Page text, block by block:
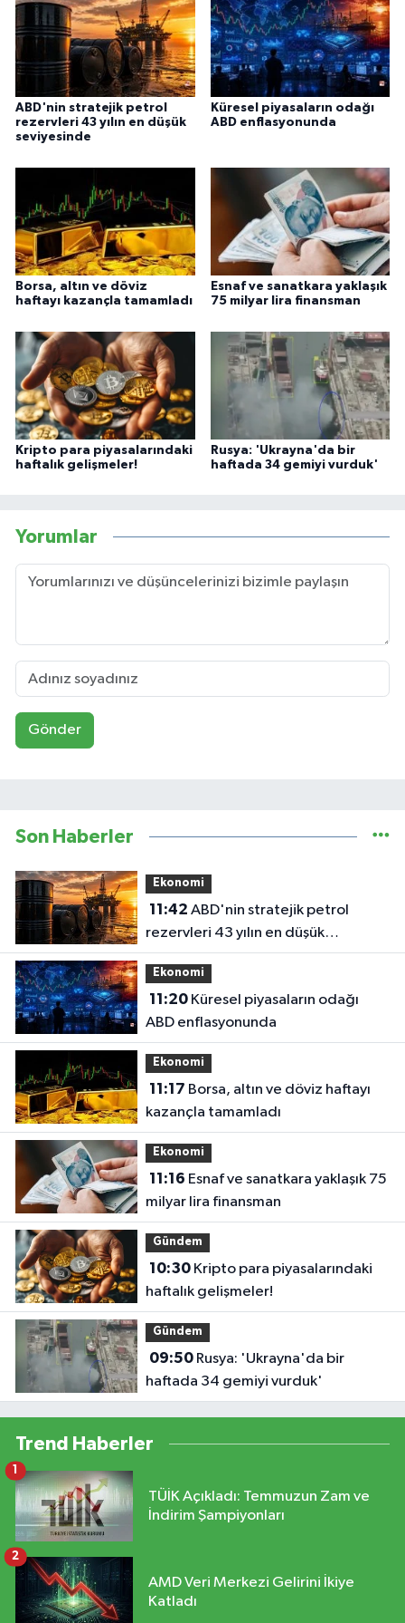
ABD'nin stratejik petrol
rezervleri 43 yılın en düşük
seviyesinde
Küresel piyasaların odağı
ABD enflasyonunda
Borsa, altın ve döviz
haftayı kazançla tamamladı
Esnaf ve sanatkara yaklaşık
75 milyar lira finansman
Kripto para piyasalarındaki
haftalık gelişmeler!
Rusya: 'Ukrayna'da bir
haftada 34 gemiyi vurduk'
Yorumlar
Gönder
Son Haberler
Ekonomi
11:42
rezervleri 43 yılın en düşük
seviyesinde
Ekonomi
11:20Küresel piyasaların odağı
ABD enflasyonunda
Ekonomi
11:17
kazançla tamamladı
Ekonomi
11:16
milyar lira finansman
Gündem
10:30Kripto para piyasalarındaki
haftalık gelişmeler!
Gündem
09:50Rusya: 'Ukrayna'da bir
haftada 34 gemiyi vurduk'
Trend Haberler
TÜİK Açıkladı: Temmuzun Zam ve
İndirim Şampiyonları
1
AMD Veri Merkezi Gelirini İkiye
Katladı
2